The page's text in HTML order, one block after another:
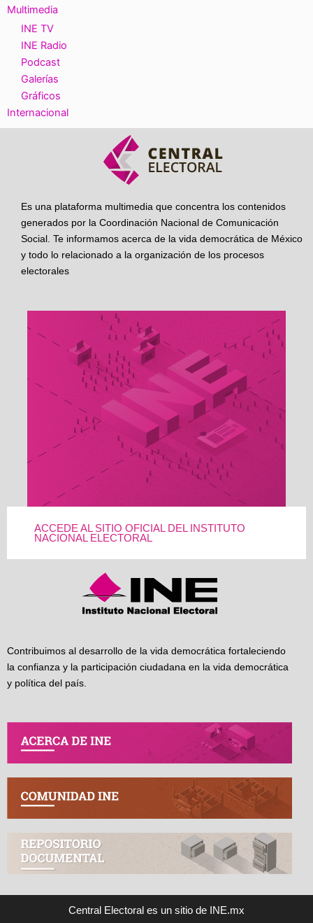
Multimedia
INE TV
INE Radio
Podcast
Galerías
Gráficos
Internacional
Es una plataforma multimedia que concentra los contenidos
generados por la Coordinación Nacional de Comunicación
Social. Te informamos acerca de la vida democrática de México
y todo lo relacionado a la organización de los procesos
electorales
ACCEDE AL SITIO OFICIAL DEL INSTITUTO
NACIONAL ELECTORAL
Contribuimos al desarrollo de la vida democrática fortaleciendo
la confianza y la participación ciudadana en la vida democrática
y política del país.
Central Electoral es un sitio de INE.mx